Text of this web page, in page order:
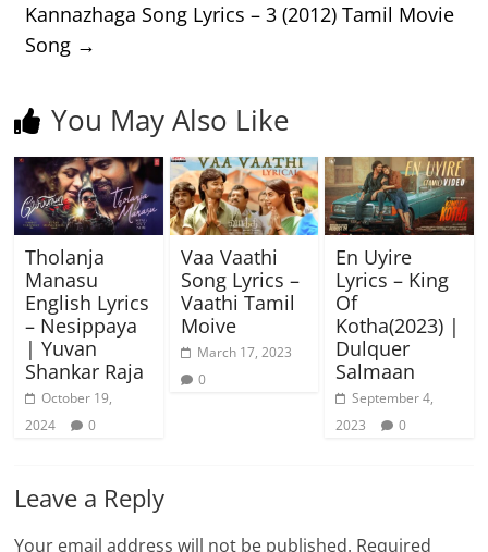
Kannazhaga Song Lyrics – 3 (2012) Tamil Movie
Song →
You May Also Like
Tholanja
Manasu
English Lyrics
– Nesippaya
| Yuvan
Shankar Raja
October 19,
2024
0
Vaa Vaathi
Song Lyrics –
Vaathi Tamil
Moive
March 17, 2023
0
En Uyire
Lyrics – King
Of
Kotha(2023) |
Dulquer
Salmaan
September 4,
2023
0
Leave a Reply
Your email address will not be published. Required